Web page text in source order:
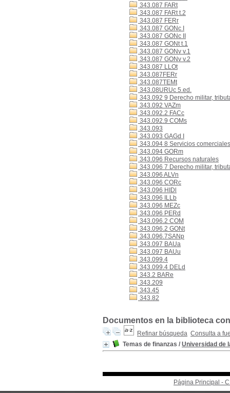
343.087 FARt
343.087 FARt t.2
343.087 FERr
343.087 GONc I
343.087 GONc II
343.087 GONt t.1
343.087 GONv v.1
343.087 GONv v.2
343.087 LLOt
343.087FERr
343.087TEMt
343.08URUc 5.ed.
343.092 9 Derecho militar,
343.092 VAZm
343.092.2 FACc
343.092.9 COMs
343.093
343.093 GAGd I
343.094 8 Servicios comerciales
343.094 GORm
343.096 Recursos naturales
343.096 7 Derecho militar,
343.096 ALVn
343.096 CORc
343.096 HIDl
343.096 ILLb
343.096 MEZc
343.096 PERd
343.096.2 COM
343.096.2 GONt
343.096.7SANp
343.097 BAUa
343.097 BAUu
343.099.4
343.099.4 DELd
343.2 BARe
343.209
343.45
343.82
Documentos en la biblioteca
Refinar búsqueda Consulta a
Temas de finanzas / Universidad de
Página Principal -